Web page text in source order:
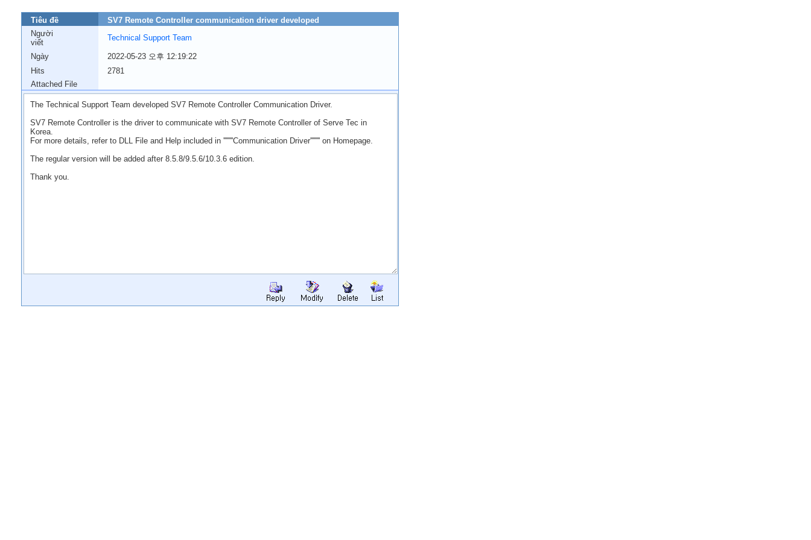
Tiêu đề
SV7 Remote Controller communication driver developed
Người
viết
Technical Support Team
Ngày
2022-05-23 오후 12:19:22
Hits
2781
Attached File